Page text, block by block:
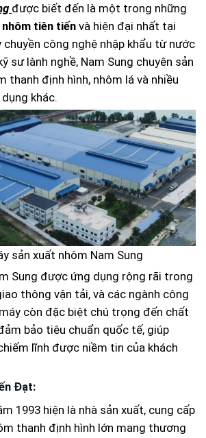
được biết đến là một trong những
nhôm tiên tiếnvà hiện đại nhất tại
công nghệ nhập khẩu từ nước
sư lành nghề, Nam Sung chuyên sản
thanh định hình, nhôm lá và nhiều
khác.
sản xuất nhôm Nam Sung
Sung được ứng dụng rộng rãi trong
thông vận tải, và các ngành công
còn đặc biệt chú trọng đến chất
bảo tiêu chuẩn quốc tế, giúp
lĩnh được niềm tin của khách
Đạt:
1993 hiện là nhà sản xuất, cung cấp
thanh định hình lớn mang thương